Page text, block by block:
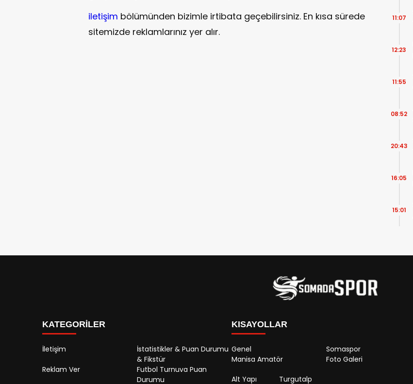
iletişim bölümünden bizimle irtibata geçebilirsiniz. En kısa sürede
sitemizde reklamlarınız yer alır.
11:07
12:23
11:55
08:52
20:43
16:05
15:01
KATEGORİLER
İletişim
İstatistikler & Puan Durumu
& Fikstür
Reklam Ver
Futbol Turnuva Puan
Durumu
KISAYOLLAR
Genel
Somaspor
Manisa Amatör
Alt Yapı Turgutalp
Foto Galeri